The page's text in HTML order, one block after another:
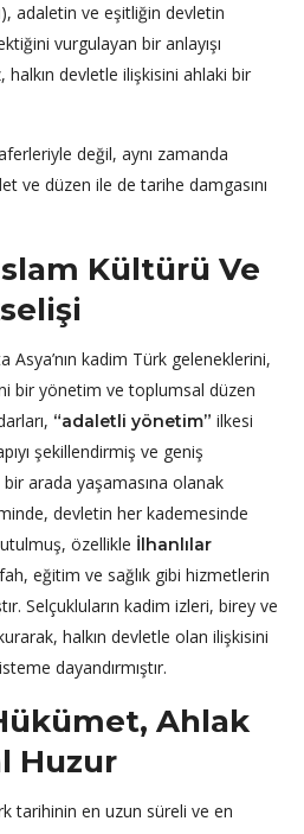
adaletin ve eşitliğin devletin
vurgulayan bir anlayışı
halkın devletle ilişkisini ahlaki bir
değil, aynı zamanda
ve düzen ile de tarihe damgasını
Kültürü Ve
kadim Türk geleneklerini,
bir yönetim ve toplumsal düzen
“adaletli yönetim” ilkesi
şekillendirmiş ve geniş
arada yaşamasına olanak
devletin her kademesinde
özellikle İlhanlılar
eğitim ve sağlık gibi hizmetlerin
Selçukluların kadim izleri, birey ve
halkın devletle olan ilişkisini
dayandırmıştır.
Ahlak
Huzur
tarihinin en uzun süreli ve en